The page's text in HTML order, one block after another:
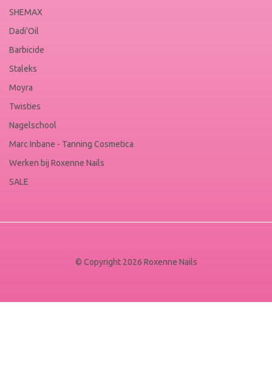
SHEMAX
Dadi'Oil
Barbicide
Staleks
Moyra
Twisties
Nagelschool
Marc Inbane - Tanning Cosmetica
Werken bij Roxenne Nails
SALE
© Copyright 2026 Roxenne Nails